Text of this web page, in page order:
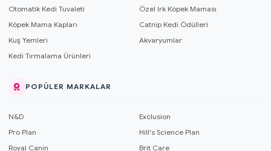
Otomatik Kedi Tuvaleti
Özel Irk Köpek Maması
Köpek Mama Kapları
Catnip Kedi Ödülleri
Kuş Yemleri
Akvaryumlar
Kedi Tırmalama Ürünleri
POPÜLER MARKALAR
N&D
Exclusion
Pro Plan
Hill's Science Plan
Royal Canin
Brit Care